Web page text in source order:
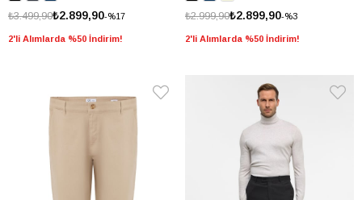
%17
₺2.899,90
₺3.499,90
2'li Alımlarda %50 İndirim!
%3
₺2.899,90
₺2.999,90
2'li Alımlarda %50 İndirim!